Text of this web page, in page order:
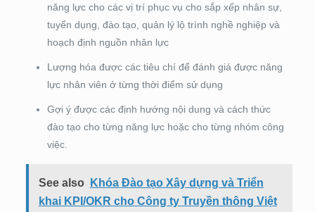
năng lực cho các vị trí phục vụ cho sắp xếp nhân sự,
tuyển dụng, đào tạo, quản lý lộ trình nghề nghiệp và
hoạch định nguồn nhân lực
Lượng hóa được các tiêu chí để đánh giá được năng
lực nhân viên ở từng thời điểm sử dụng
Gợi ý được các định hướng nội dung và cách thức
đào tạo cho từng năng lực hoặc cho từng nhóm công
việc.
See also
Khóa Đào tạo Xây dựng và Triển
khai KPI/OKR cho Công ty Truyền thông Việt